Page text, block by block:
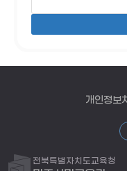
개인정보
전북특별자치도교육청